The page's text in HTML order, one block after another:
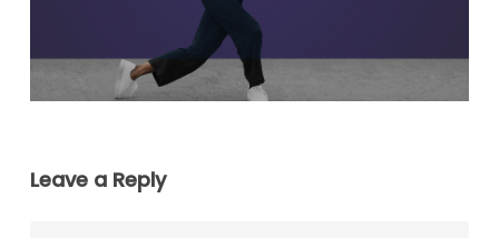
Leave a Reply